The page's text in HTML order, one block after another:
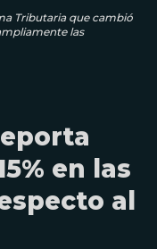
Tributaria que cambió
las
en las
al